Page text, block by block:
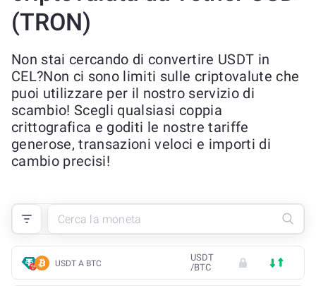
(TRON)
Non stai cercando di convertire USDT in
CEL?Non ci sono limiti sulle criptovalute che
puoi utilizzare per il nostro servizio di
scambio! Scegli qualsiasi coppia
crittografica e goditi le nostre tariffe
generose, transazioni veloci e importi di
cambio precisi!
USDT A BTC
USDT
/BTC